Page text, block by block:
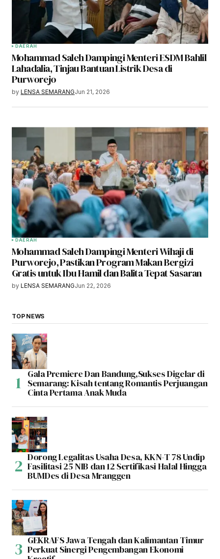
DAERAH
Mohammad Saleh Dampingi Menteri ESDM Bahlil
Lahadalia, Tinjau Bantuan Listrik Desa di
Purworejo
by LENSA SEMARANGJun 21, 2026
DAERAH
Mohammad Saleh Dampingi Menteri Wihaji di
Purworejo, Pastikan Program Makan Bergizi
Gratis untuk Ibu Hamil dan Balita Tepat Sasaran
by LENSA SEMARANGJun 22, 2026
TOP NEWS
Gala Premiere Dan Bandung,Sukses Digelar di
Semarang: Kisah tentang Romantis Perjuangan
Cinta Pertama Anak Muda
Dorong Legalitas Usaha Desa, KKN-T 78 Undip
Fasilitasi 25 NIB dan 12 Sertifikasi Halal Hingga
BUMDes di Desa Mranggen
GEKRAFS Jawa Tengah dan Kalimantan Timur
Perkuat Sinergi Pengembangan Ekonomi